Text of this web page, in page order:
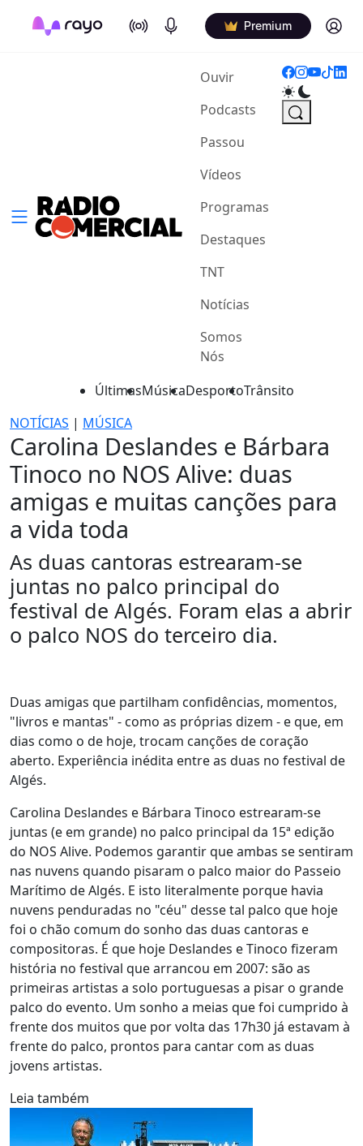
On Air Podcasts Premium Log in
Ouvir(current)
Podcasts
Passou
Vídeos
Programas
Destaques
TNT
Notícias
Somos
Nós
ÚltimasMúsicaDesportoTrânsito
NOTÍCIAS | MÚSICA
Carolina Deslandes e Bárbara
Tinoco no NOS Alive: duas
amigas e muitas canções para
a vida toda
As duas cantoras estrearam-se
juntas no palco principal do
festival de Algés. Foram elas a abrir
o palco NOS do terceiro dia.
Duas amigas que partilham confidências, momentos,
"livros e mantas" - como as próprias dizem - e que, em
dias como o de hoje, trocam canções de coração
aberto. Experiência inédita entre as duas no festival de
Algés.
Carolina Deslandes e Bárbara Tinoco estrearam-se
juntas (e em grande) no palco principal da 15ª edição
do NOS Alive. Podemos garantir que ambas se sentiram
nas nuvens quando pisaram o palco maior do Passeio
Marítimo de Algés. E isto literalmente porque havia
nuvens penduradas no "céu" desse tal palco que hoje
foi o chão comum do sonho das duas cantoras e
compositoras. É que hoje Deslandes e Tinoco fizeram
história no festival que arrancou em 2007: são as
primeiras artistas a solo portuguesas a pisar o grande
palco do evento. Um sonho a meias que foi cumprido à
frente dos muitos que por volta das 17h30 já estavam à
frente do palco, prontos para cantar com as duas
jovens artistas.
Leia também